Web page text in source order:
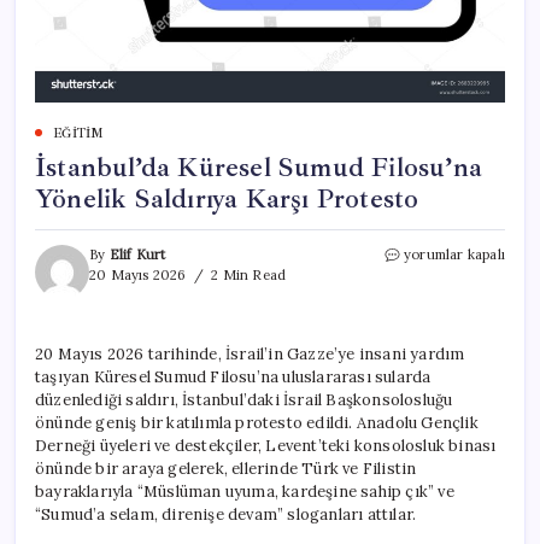
EĞITIM
İstanbul’da Küresel Sumud Filosu’na
Yönelik Saldırıya Karşı Protesto
By Elif Kurt
20 Mayıs 2026
2 Min Read
İstanbul’da
Saldırıya
Karşı
Protesto
için
yorumlar kapalı
20 Mayıs 2026 tarihinde, İsrail’in Gazze’ye insani yardım
taşıyan Küresel Sumud Filosu’na uluslararası sularda
düzenlediği saldırı, İstanbul’daki İsrail Başkonsolosluğu
önünde geniş bir katılımla protesto edildi. Anadolu Gençlik
Derneği üyeleri ve destekçiler, Levent’teki konsolosluk binası
önünde bir araya gelerek, ellerinde Türk ve Filistin
bayraklarıyla “Müslüman uyuma, kardeşine sahip çık” ve
“Sumud’a selam, direnişe devam” sloganları attılar.